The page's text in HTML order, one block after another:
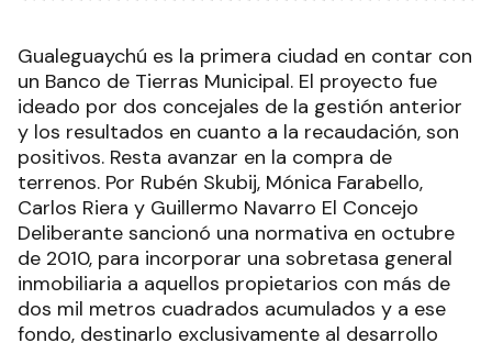
Gualeguaychú es la primera ciudad en contar con
un Banco de Tierras Municipal. El proyecto fue
ideado por dos concejales de la gestión anterior
y los resultados en cuanto a la recaudación, son
positivos. Resta avanzar en la compra de
terrenos. Por Rubén Skubij, Mónica Farabello,
Carlos Riera y Guillermo Navarro El Concejo
Deliberante sancionó una normativa en octubre
de 2010, para incorporar una sobretasa general
inmobiliaria a aquellos propietarios con más de
dos mil metros cuadrados acumulados y a ese
fondo, destinarlo exclusivamente al desarrollo